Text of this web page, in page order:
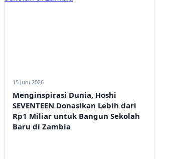
15 Juni 2026
Menginspirasi Dunia, Hoshi
SEVENTEEN Donasikan Lebih dari
Rp1 Miliar untuk Bangun Sekolah
Baru di Zambia